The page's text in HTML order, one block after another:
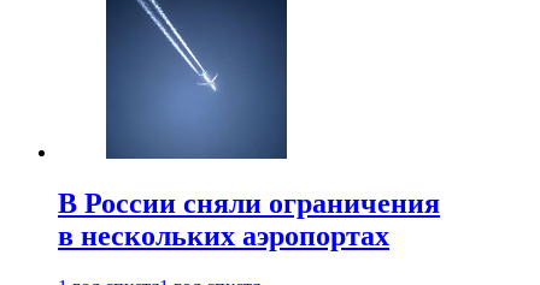
В России сняли ограничения
в нескольких аэропортах